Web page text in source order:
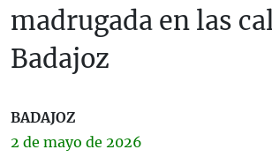
madrugada en las
Badajoz
BADAJOZ
2 de mayo de 2026